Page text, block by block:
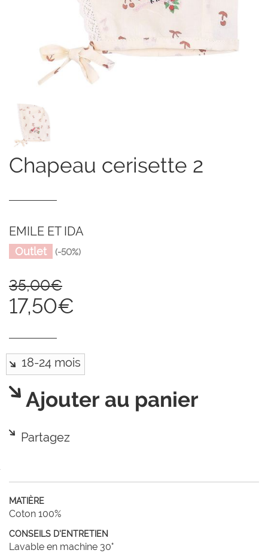
chapeau cerisette 2
EMILE ET IDA
Outlet (-50%)
35,00€
17,50€
Ajouter au panier
Partagez
MATIÈRE
Coton 100%
CONSEILS D'ENTRETIEN
Lavable en machine 30°